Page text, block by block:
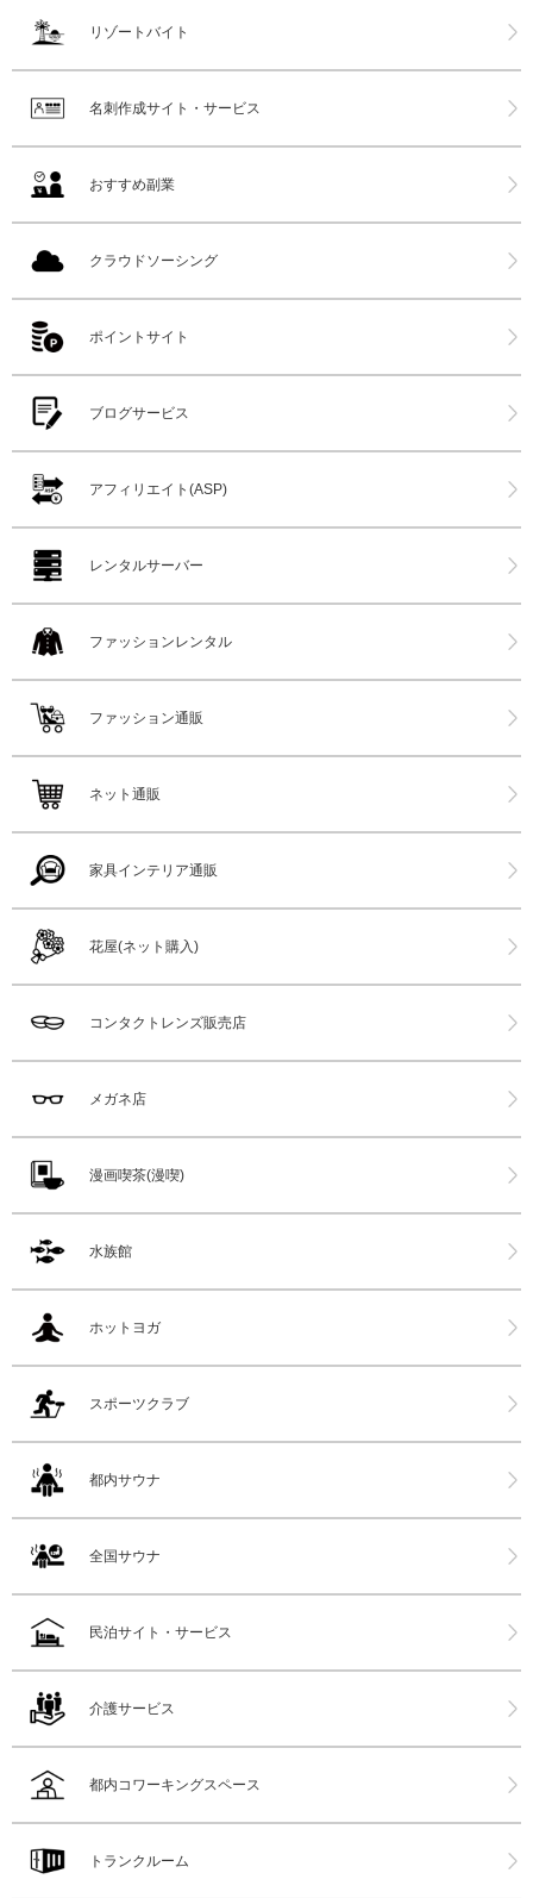
リゾートバイト
名刺作成サイト・サービス
おすすめ副業
クラウドソーシング
ポイントサイト
ブログサービス
アフィリエイト(ASP)
レンタルサーバー
ファッションレンタル
ファッション通販
ネット通販
家具インテリア通販
花屋(ネット購入)
コンタクトレンズ販売店
メガネ店
漫画喫茶(漫喫)
水族館
ホットヨガ
スポーツクラブ
都内サウナ
全国サウナ
民泊サイト・サービス
介護サービス
都内コワーキングスペース
トランクルーム